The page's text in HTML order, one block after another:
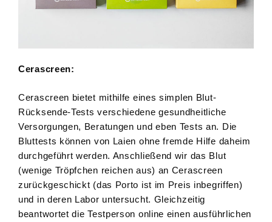
Cerascreen:
Cerascreen bietet mithilfe eines simplen Blut-
Rücksende-Tests verschiedene gesundheitliche
Versorgungen, Beratungen und eben Tests an. Die
Bluttests können von Laien ohne fremde Hilfe daheim
durchgeführt werden. Anschließend wir das Blut
(wenige Tröpfchen reichen aus) an Cerascreen
zurückgeschickt (das Porto ist im Preis inbegriffen)
und in deren Labor untersucht. Gleichzeitig
beantwortet die Testperson online einen ausführlichen